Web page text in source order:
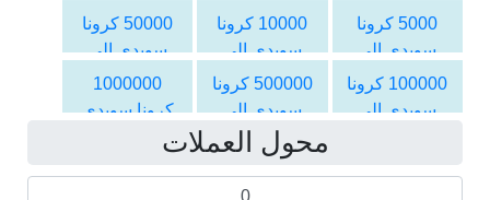
الليرة اللبنانية
الليرة اللبنانية
الليرة اللبنانية
5000 كرونا
سويدي الى
الليرة اللبنانية
10000 كرونا
سويدي الى
الليرة اللبنانية
50000 كرونا
سويدي الى
الليرة اللبنانية
100000 كرونا
سويدي الى
500000 كرونا
سويدي الى
الليرة اللبنانية
1000000
كرونا سويدي
محول العملات